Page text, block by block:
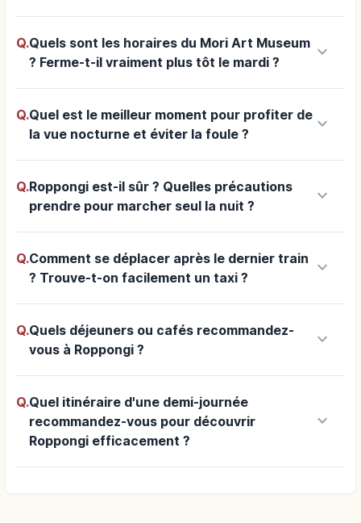
Q.Quels sont les horaires du Mori Art Museum
? Ferme-t-il vraiment plus tôt le mardi ?
keyboard_arrow_down
Q.Quel est le meilleur moment pour profiter de
la vue nocturne et éviter la foule ?
keyboard_arrow_down
Q.Roppongi est-il sûr ? Quelles précautions
prendre pour marcher seul la nuit ?
keyboard_arrow_down
Q.Comment se déplacer après le dernier train
? Trouve-t-on facilement un taxi ?
keyboard_arrow_down
Q.Quels déjeuners ou cafés recommandez-
vous à Roppongi ?
keyboard_arrow_down
Q.Quel itinéraire d'une demi-journée
recommandez-vous pour découvrir
Roppongi efficacement ?
keyboard_arrow_down